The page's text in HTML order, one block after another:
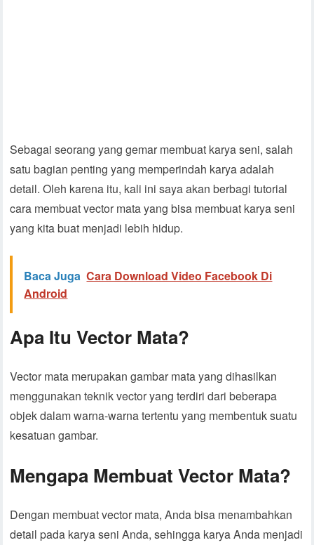
Sebagai seorang yang gemar membuat karya seni, salah
satu bagian penting yang memperindah karya adalah
detail. Oleh karena itu, kali ini saya akan berbagi tutorial
cara membuat vector mata yang bisa membuat karya seni
yang kita buat menjadi lebih hidup.
Baca Juga Cara Download Video Facebook Di
Android
Apa Itu Vector Mata?
Vector mata merupakan gambar mata yang dihasilkan
menggunakan teknik vector yang terdiri dari beberapa
objek dalam warna-warna tertentu yang membentuk suatu
kesatuan gambar.
Mengapa Membuat Vector Mata?
Dengan membuat vector mata, Anda bisa menambahkan
detail pada karya seni Anda, sehingga karya Anda menjadi